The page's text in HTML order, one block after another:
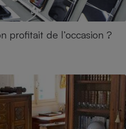
profitait de l’occasion ?